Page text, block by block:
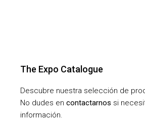
The Expo Catalogue
Descubre nuestra selección de
No dudes encontactarnos si
información.